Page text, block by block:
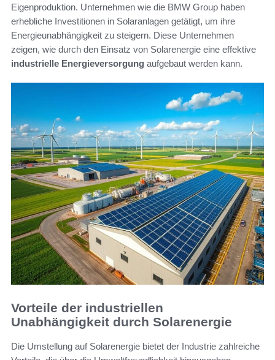
Eigenproduktion. Unternehmen wie die BMW Group haben
erhebliche Investitionen in Solaranlagen getätigt, um ihre
Energieunabhängigkeit zu steigern. Diese Unternehmen
zeigen, wie durch den Einsatz von Solarenergie eine effektive
industrielle Energieversorgung aufgebaut werden kann.
Vorteile der industriellen
Unabhängigkeit durch Solarenergie
Die Umstellung auf Solarenergie bietet der Industrie zahlreiche